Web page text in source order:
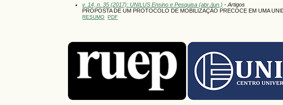
v. 14, n. 35 (2017): UNILUS Ensino e Pesquisa (abr./jun.) - Artigos
PROPOSTA DE UM PROTOCOLO DE MOBILIZAÇÃO PRECOCE EM UMA
RESUMO PDF